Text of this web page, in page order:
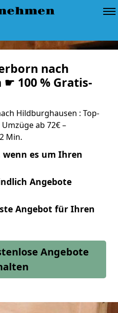
nach
100 % Gratis-
Hildburghausen : Top-
ab 72€ –
Min.
es um Ihren
Angebote
Angebot für Ihren
Angebote